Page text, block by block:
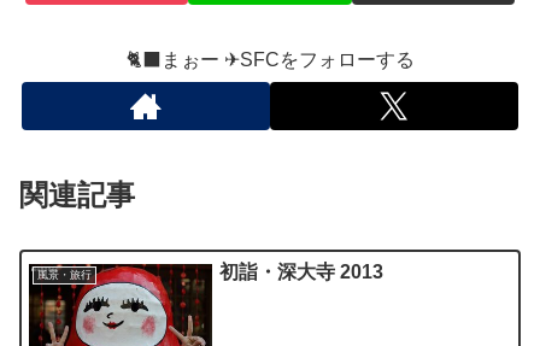
🐈‍⬛まぉー ✈︎SFCをフォローする
関連記事
風景・旅行 初詣・深大寺 2013